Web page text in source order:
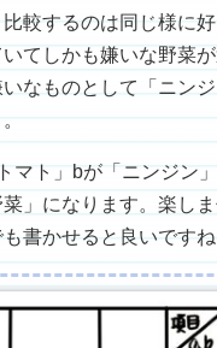
較するのは同じ様に
てしかも嫌いな野菜
なものとして「ニン
マト」bが「ニンジン
」になります。楽し
書かせると良いですね